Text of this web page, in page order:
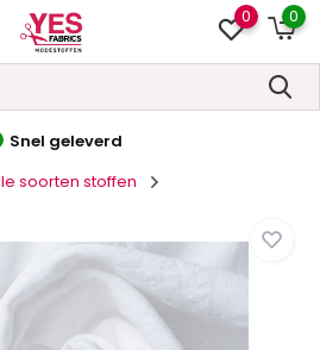
0 0
kwaliteit&Lage prijzen
soorten stoffen